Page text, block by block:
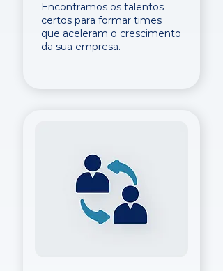
Encontramos os talentos
certos para formar times
que aceleram o crescimento
da sua empresa.